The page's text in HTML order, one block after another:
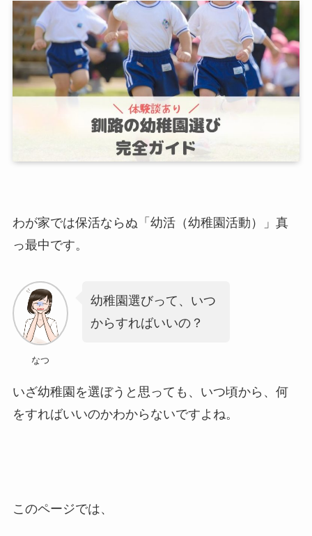
わが家では保活ならぬ「幼活（幼稚園活動）」真
っ最中です。
なつ
幼稚園選びって、いつ
からすればいいの？
いざ幼稚園を選ぼうと思っても、いつ頃から、何
をすればいいのかわからないですよね。
このページでは、